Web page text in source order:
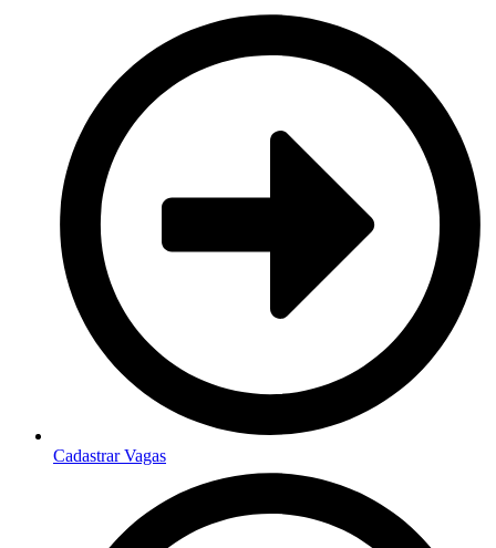
Cadastrar Vagas